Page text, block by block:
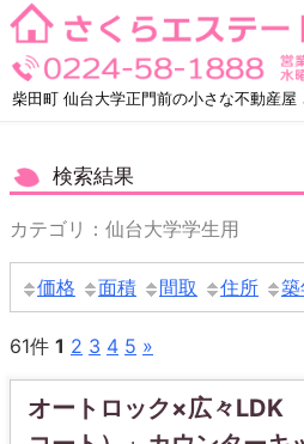
Skip
to
content
柴田町 仙台大学正門前の小さな不動産屋
検索結果
カテゴリ：仙台大学学生用
価格 面積 間取 住所 築
61件 1 2 3 4 5 »
オートロック×広々